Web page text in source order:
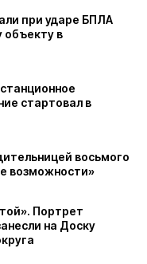
при ударе БПЛА
объекту в
стартовал в
восьмого
возможности»
Портрет
на Доску